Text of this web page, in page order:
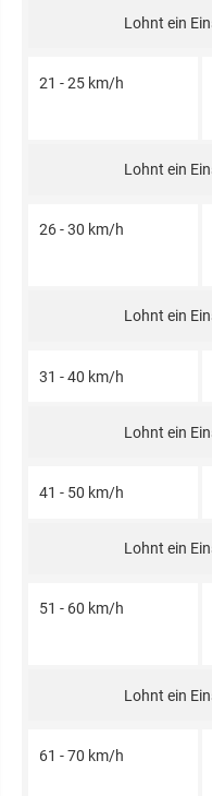
21 - 25 km/h
26 - 30 km/h
31 - 40 km/h
41 - 50 km/h
51 - 60 km/h
61 - 70 km/h